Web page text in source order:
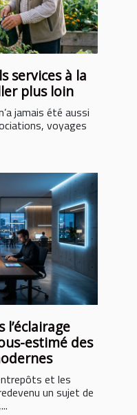
services à la
plus loin
jamais été aussi
voyages
estimé des
et les
un sujet de